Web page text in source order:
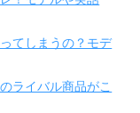
てしまうの？モデ
ライバル商品がこ